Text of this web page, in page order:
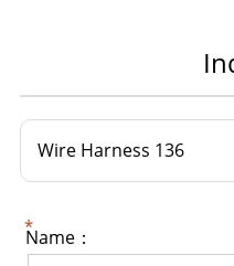
Wire Harness 136
Name：